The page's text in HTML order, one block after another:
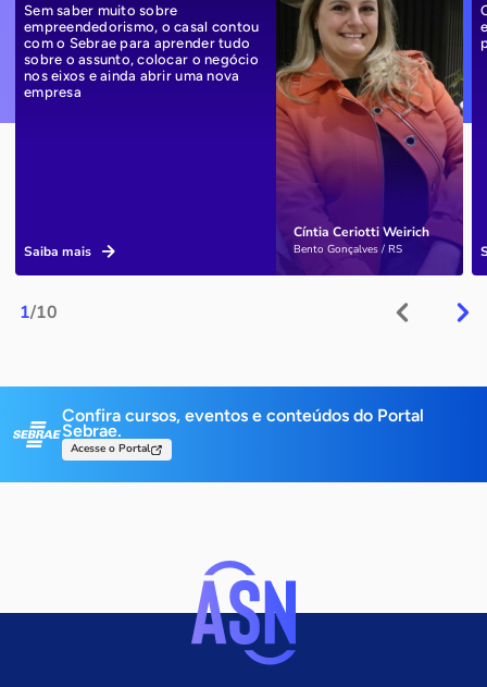
1/10
Cíntia Ceriotti Weirich
Bento Gonçalves / RS
Sem saber muito sobre
empreendedorismo, o casal contou
com o Sebrae para aprender tudo
sobre o assunto, colocar o negócio
nos eixos e ainda abrir uma nova
empresa
Saiba mais
Confira cursos, eventos e conteúdos do Portal
Sebrae.
Acesse o Portal